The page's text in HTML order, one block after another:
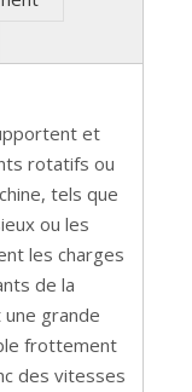
et
rotatifs ou
tels que
ou les
les charges
de la
grande
frottement
des vitesses